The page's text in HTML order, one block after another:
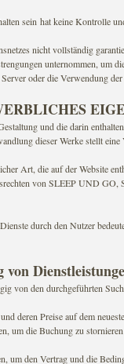
sein hat keine Kontrolle
nicht vollständig
unternommen,
oder die Verwendung
und die darin
dieser Werke stellt
Art, die auf der Website
von SLEEP UND
durch den Nutzer
von den durchgeführten
deren Preise auf dem
um die Buchung zu
um den Vertrag und die